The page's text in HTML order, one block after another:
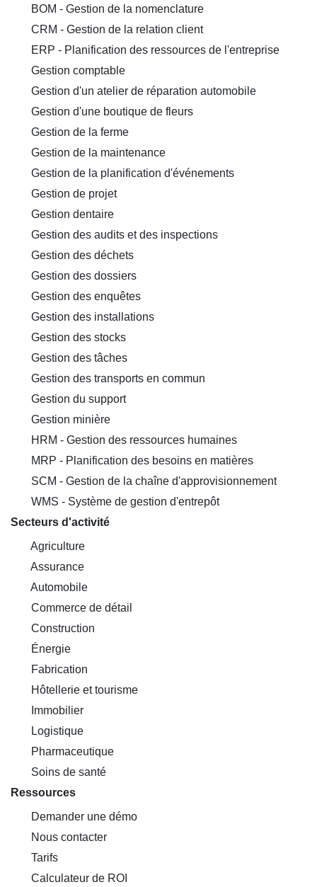
BOM - Gestion de la nomenclature
CRM - Gestion de la relation client
ERP - Planification des ressources de l'entreprise
Gestion comptable
Gestion d'un atelier de réparation automobile
Gestion d'une boutique de fleurs
Gestion de la ferme
Gestion de la maintenance
Gestion de la planification d'événements
Gestion de projet
Gestion dentaire
Gestion des audits et des inspections
Gestion des déchets
Gestion des dossiers
Gestion des enquêtes
Gestion des installations
Gestion des stocks
Gestion des tâches
Gestion des transports en commun
Gestion du support
Gestion minière
HRM - Gestion des ressources humaines
MRP - Planification des besoins en matières
SCM - Gestion de la chaîne d'approvisionnement
WMS - Système de gestion d'entrepôt
Secteurs d'activité
Agriculture
Assurance
Automobile
Commerce de détail
Construction
Énergie
Fabrication
Hôtellerie et tourisme
Immobilier
Logistique
Pharmaceutique
Soins de santé
Ressources
Demander une démo
Nous contacter
Tarifs
Calculateur de ROI